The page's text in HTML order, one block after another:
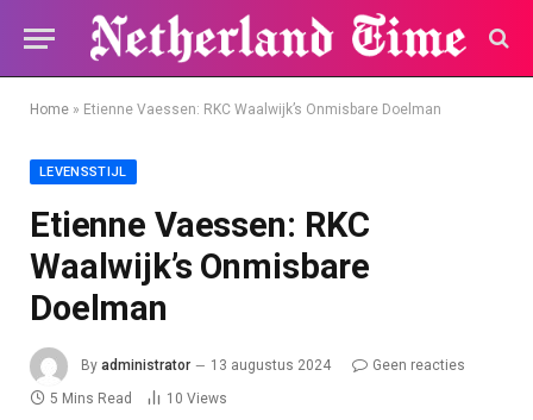
Home » Etienne Vaessen: RKC Waalwijk’s Onmisbare Doelman
LEVENSSTIJL
Etienne Vaessen: RKC
Waalwijk’s Onmisbare
Doelman
By administrator 13 augustus 2024
Geen reacties
5 Mins Read
10 Views